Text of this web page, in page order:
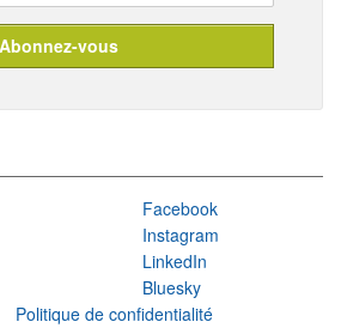
Facebook
Instagram
LinkedIn
Bluesky
Politique de confidentialité